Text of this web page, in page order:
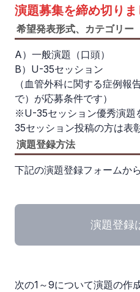
演題募集を締め切りま
希望発表形式、カテゴリー
A）一般演題（口頭）
B）U-35セッション
（血管外科に関する症例報
で）が応募条件です）
※U-35セッション優秀演題
35セッション投稿の方は表
演題登録方法
下記の演題登録フォームか
演題登録
次の1～9について演題の作